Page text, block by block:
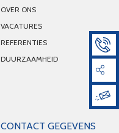
OVER ONS
VACATURES
REFERENTIES
DUURZAAMHEID
CONTACT GEGEVENS